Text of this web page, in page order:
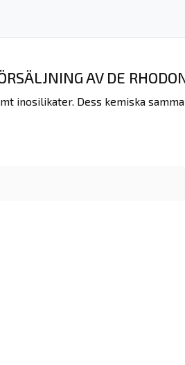
AV DE
inosilikater. Dess kemiska